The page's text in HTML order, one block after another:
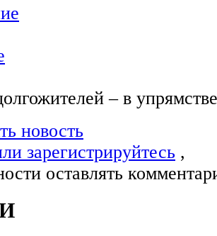
– в
новость
зарегистрируйтесь ,
оставлять